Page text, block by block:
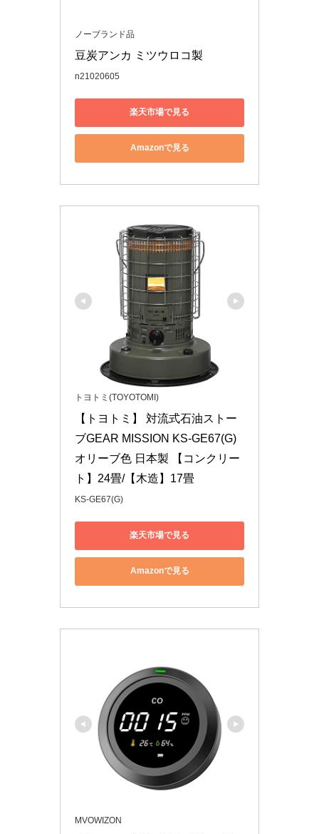
ノーブランド品
豆炭アンカ ミツウロコ製
n21020605
楽天市場で見る
Amazonで見る
トヨトミ(TOYOTOMI)
【トヨトミ】 対流式石油ストー
ブGEAR MISSION KS-GE67(G)
オリーブ色 日本製 【コンクリー
ト】24畳/【木造】17畳
KS-GE67(G)
楽天市場で見る
Amazonで見る
MVOWIZON